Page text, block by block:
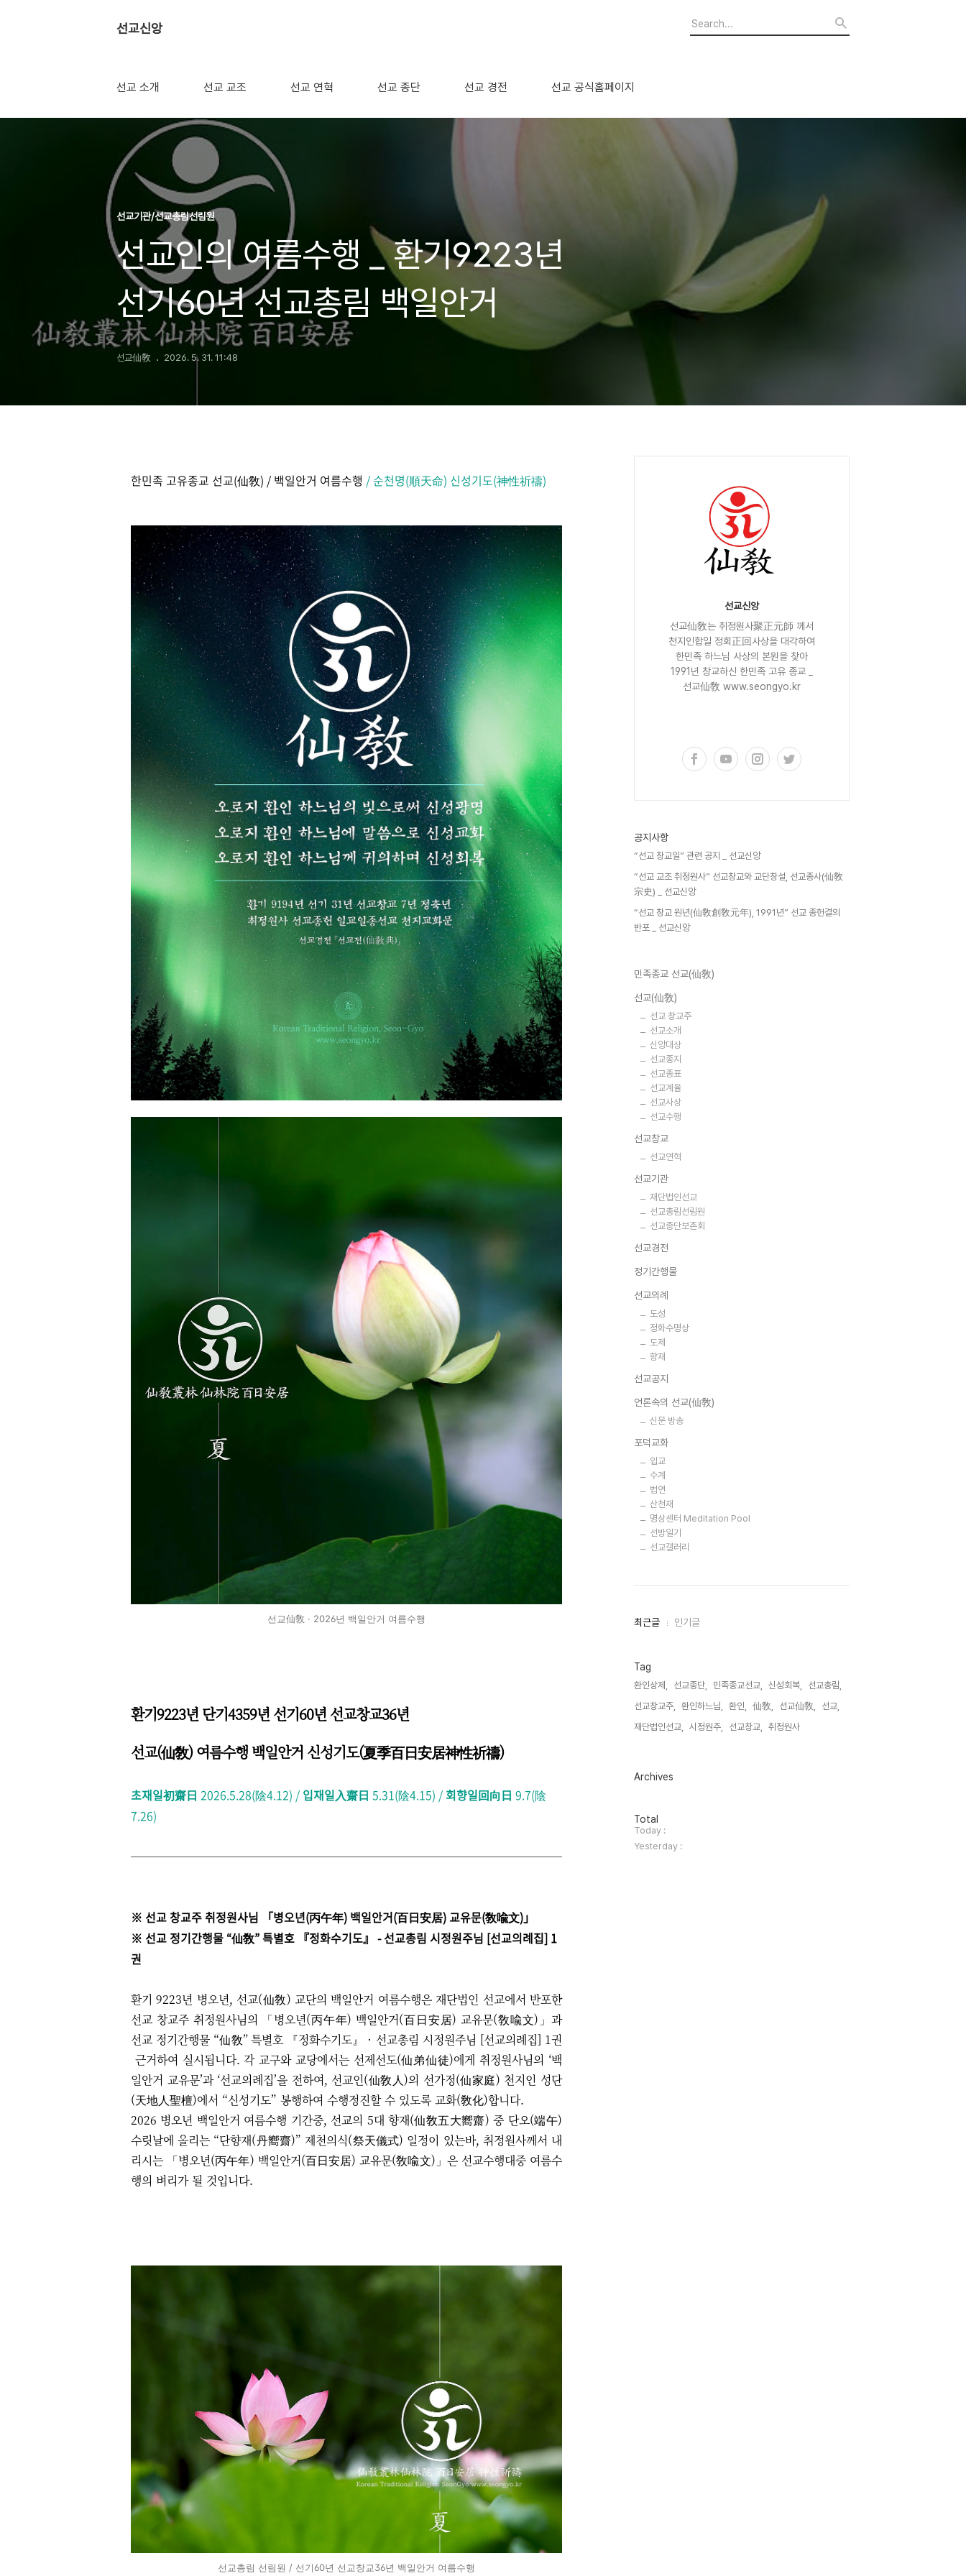
선교신앙
선교 소개 선교 교조 선교 연혁 선교 종단 선교 경전 선교 공식홈페이지
선교기관/선교총림선림원
선교인의 여름수행 _ 환기9223년
선기60년 선교총림 백일안거
선교仙敎 2026. 5. 31. 11:48
한민족 고유종교 선교(仙敎) / 백일안거 여름수행 / 순천명(順天命) 신성기도(神性祈禱)
선교仙敎 · 2026년 백일안거 여름수행
환기9223년 단기4359년 선기60년 선교창교36년
선교(仙敎) 여름수행 백일안거 신성기도(夏季百日安居神性祈禱)
초재일初齋日 2026.5.28(陰4.12) / 입재일入齋日 5.31(陰4.15) / 회향일回向日 9.7(陰
7.26)
※ 선교 창교주 취정원사님 「병오년(丙午年) 백일안거(百日安居) 교유문(敎喩文)」
※ 선교 정기간행물 “仙敎” 특별호 『정화수기도』 - 선교총림 시정원주님 [선교의례집] 1
권
환기 9223년 병오년, 선교(仙敎) 교단의 백일안거 여름수행은 재단법인 선교에서 반포한
선교 창교주 취정원사님의 「병오년(丙午年) 백일안거(百日安居) 교유문(敎喩文)」과
선교 정기간행물 “仙敎” 특별호 『정화수기도』 · 선교총림 시정원주님 [선교의례집] 1권
근거하여 실시됩니다. 각 교구와 교당에서는 선제선도(仙弟仙徒)에게 취정원사님의 ‘백
일안거 교유문’과 ‘선교의례집’을 전하여, 선교인(仙敎人)의 선가정(仙家庭) 천지인 성단
(天地人聖檀)에서 “신성기도” 봉행하여 수행정진할 수 있도록 교화(敎化)합니다.
2026 병오년 백일안거 여름수행 기간중, 선교의 5대 향재(仙敎五大嚮齋) 중 단오(端午)
수릿날에 올리는 “단향재(丹嚮齋)” 제천의식(祭天儀式) 일정이 있는바, 취정원사께서 내
리시는 「병오년(丙午年) 백일안거(百日安居) 교유문(敎喩文)」은 선교수행대중 여름수
행의 벼리가 될 것입니다.
선교총림 선림원 / 선기60년 선교창교36년 백일안거 여름수행
선교신앙
선교仙敎는 취정원사聚正元師 께서
천지인합일 정회正回사상을 대각하여
한민족 하느님 사상의 본원을 찾아
1991년 창교하신 한민족 고유 종교 _
선교仙敎 www.seongyo.kr
공지사항
“선교 창교일” 관련 공지 _ 선교신앙
“선교 교조 취정원사” 선교창교와 교단창설, 선교종사(仙敎
宗史) _ 선교신앙
“선교 창교 원년(仙敎創敎元年), 1991년” 선교 종헌결의
반포 _ 선교신앙
민족종교 선교(仙敎)
선교(仙敎)
선교 창교주
선교소개
신앙대상
선교종지
선교종표
선교계율
선교사상
선교수행
선교창교
선교연혁
선교기관
재단법인선교
선교총림선림원
선교종단보존회
선교경전
정기간행물
선교의례
도성
정화수명상
도제
향재
선교공지
언론속의 선교(仙敎)
신문 방송
포덕교화
입교
수계
법연
산천재
명상센터 Meditation Pool
선방일기
선교갤러리
최
인
글
최근글 인기글
Tag
환인상제, 선교종단, 민족종교선교, 신성회복,
선교총림,
선교창교주,
환인하느님, 환인, 仙敎, 선교仙敎,
선교,
재단법인선교,
시정원주, 선교창교, 취정원사,
Archives
방
문
자
수
Total
Today :
Yesterday :